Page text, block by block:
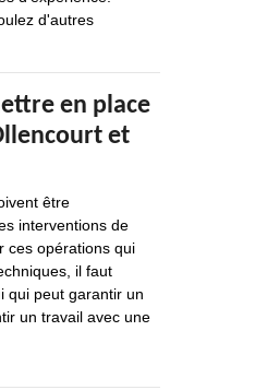
d'autres
en place
et
être
interventions de
ces opérations qui
il faut
qui peut garantir un
un travail avec une